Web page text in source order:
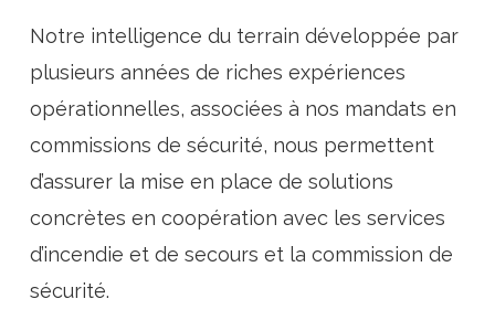
Notre intelligence du terrain développée par
plusieurs années de riches expériences
opérationnelles, associées à nos mandats en
commissions de sécurité, nous permettent
d’assurer la mise en place de solutions
concrètes en coopération avec les services
d’incendie et de secours et la commission de
sécurité.